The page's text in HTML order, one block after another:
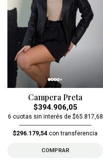
Campera Preta
$394.906,05
6 cuotas sin interés de $65.817,68
$296.179,54 con transferencia
COMPRAR